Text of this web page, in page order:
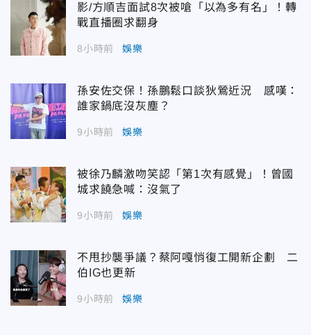
影/方順吉面試8次被嗆「以為多有名」！轉
戰直播圈求翻身
8小時前 娛樂
孫安佐交保！孫鵬鬆口談狄鶯近況 感嘆：
誰家鍋底沒灰塵？
9小時前 娛樂
被徐乃麟激吻笑認「第1次有感覺」！曾國
城求饒急喊：沒氣了
9小時前 娛樂
不甩抄襲爭議？蔡阿嘎悄復工開新企劃 二
伯IG也更新
9小時前 娛樂